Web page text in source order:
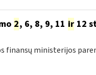
2, 6, 8, 9, 11 ir12
finansų ministerijos